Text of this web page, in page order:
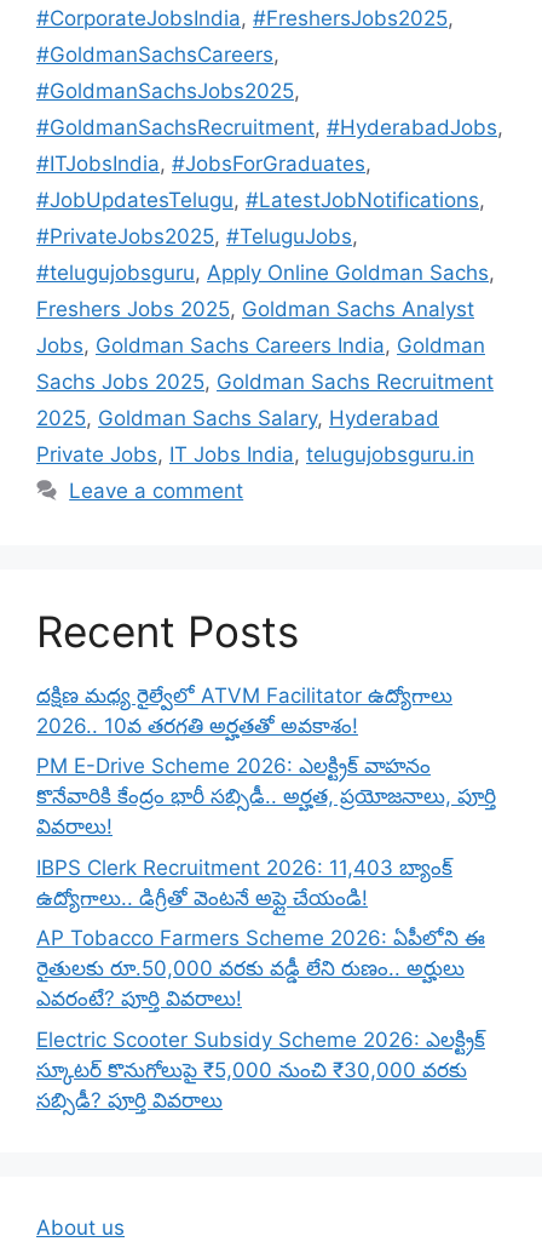
#CorporateJobsIndia, #FreshersJobs2025,
#GoldmanSachsCareers,
#GoldmanSachsJobs2025,
#GoldmanSachsRecruitment, #HyderabadJobs,
#ITJobsIndia, #JobsForGraduates,
#JobUpdatesTelugu, #LatestJobNotifications,
#PrivateJobs2025, #TeluguJobs,
#telugujobsguru, Apply Online Goldman Sachs,
Freshers Jobs 2025, Goldman Sachs Analyst
Jobs, Goldman Sachs Careers India, Goldman
Sachs Jobs 2025, Goldman Sachs Recruitment
2025, Goldman Sachs Salary, Hyderabad
Private Jobs, IT Jobs India, telugujobsguru.in
Leave a comment
Recent Posts
దక్షిణ మధ్య రైల్వేలో ATVM Facilitator ఉద్యోగాలు
2026.. 10వ తరగతి అర్హతతో అవకాశం!
PM E-Drive Scheme 2026: ఎలక్ట్రిక్ వాహనం
కొనేవారికి కేంద్రం భారీ సబ్సిడీ.. అర్హత, ప్రయోజనాలు, పూర్తి
వివరాలు!
IBPS Clerk Recruitment 2026: 11,403 బ్యాంక్
ఉద్యోగాలు.. డిగ్రీతో వెంటనే అప్లై చేయండి!
AP Tobacco Farmers Scheme 2026: ఏపీలోని ఈ
రైతులకు రూ.50,000 వరకు వడ్డీ లేని రుణం.. అర్హులు
ఎవరంటే? పూర్తి వివరాలు!
Electric Scooter Subsidy Scheme 2026: ఎలక్ట్రిక్
స్కూటర్ కొనుగోలుపై ₹5,000 నుంచి ₹30,000 వరకు
సబ్సిడీ? పూర్తి వివరాలు
About us